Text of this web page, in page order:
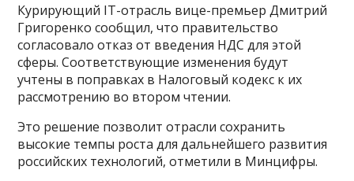
Курирующий IT-отрасль вице-премьер Дмитрий
Григоренко сообщил, что правительство
согласовало отказ от введения НДС для этой
сферы. Соответствующие изменения будут
учтены в поправках в Налоговый кодекс к их
рассмотрению во втором чтении.
Это решение позволит отрасли сохранить
высокие темпы роста для дальнейшего развития
российских технологий, отметили в Минцифры.